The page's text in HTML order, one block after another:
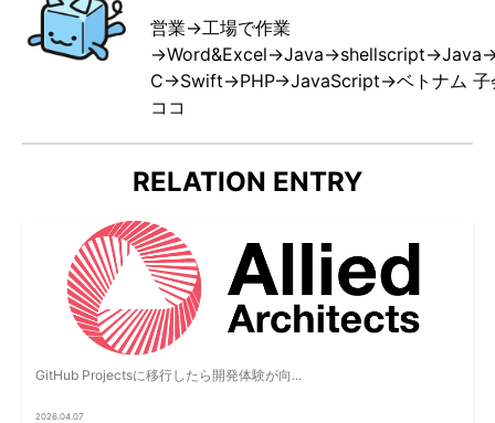
営業→工場で作業
C→Swift→PHP→JavaScript→ベトナム 子
ココ
RELATION ENTRY
GitHub Projectsに移行したら開発体験が向...
2026.04.07